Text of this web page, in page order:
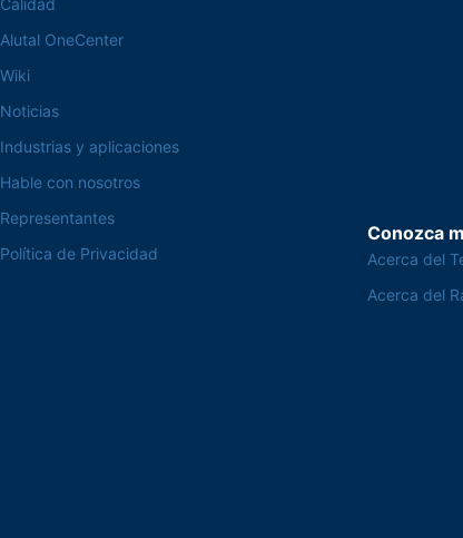
Calidad
Alutal OneCenter
Wiki
Noticias
Industrias y aplicaciones
Hable con nosotros
Representantes
Política de Privacidad
Conozca
Acerca del
Acerca del